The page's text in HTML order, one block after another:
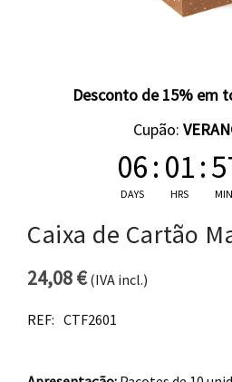
Desconto de 15% em
Cupão:
06
DAYS
: 01
HRS
:
Caixa de Cartão
24,08€(IVA incl.)
REF: CTF2601